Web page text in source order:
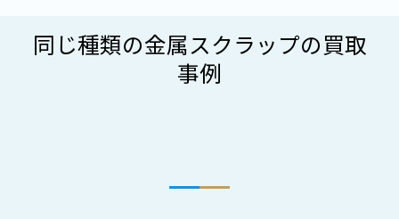
同じ種類の金属スクラップの買取
事例